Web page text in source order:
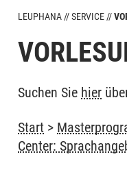
LEUPHANA SERVICE
Suchen Sie hier
Start >
Center: